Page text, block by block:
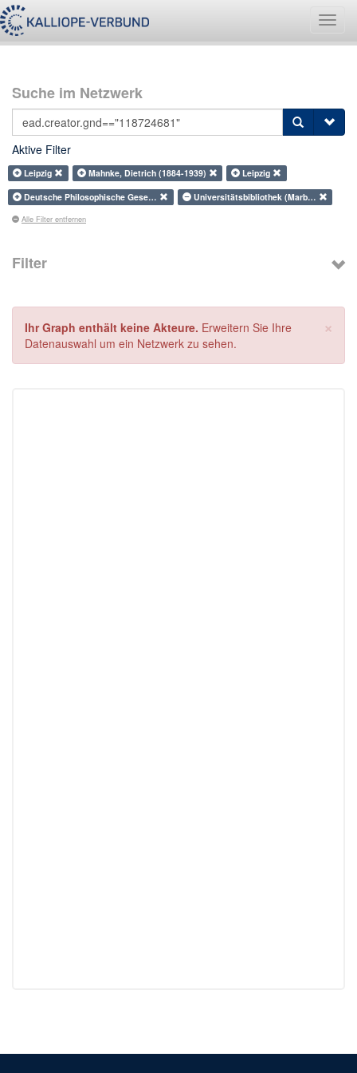
Suche im Netzwerk
Aktive Filter
Leipzig Mahnke, Dietrich (1884-1939)
Leipzig
Deutsche Philosophische Gese…
Universitätsbibliothek (Marb…
Alle Filter entfernen
Filter
×
Ihr Graph enthält keine Akteure. Erweitern Sie Ihre
Datenauswahl um ein Netzwerk zu sehen.